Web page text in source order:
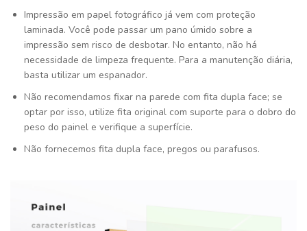
Impressão em papel fotográfico já vem com proteção
laminada. Você pode passar um pano úmido sobre a
impressão sem risco de desbotar. No entanto, não há
necessidade de limpeza frequente. Para a manutenção diária,
basta utilizar um espanador.
Não recomendamos fixar na parede com fita dupla face; se
optar por isso, utilize fita original com suporte para o dobro do
peso do painel e verifique a superfície.
Não fornecemos fita dupla face, pregos ou parafusos.